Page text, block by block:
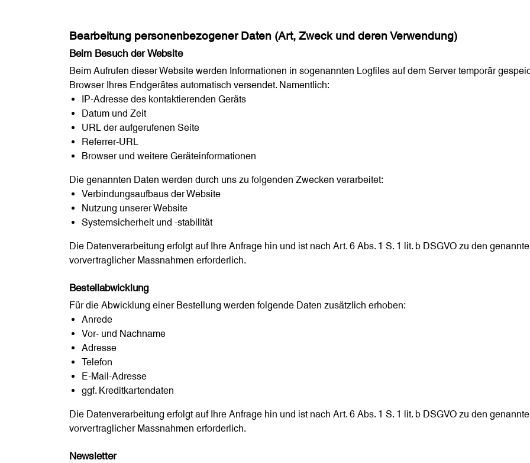
Bearbeitung personenbezogener Daten (Art, Zweck und deren Verwendung)
Beim Besuch der Website
Beim Aufrufen dieser Website werden Informationen in sogenannten Logfiles auf dem Server temporär
Browser Ihres Endgerätes automatisch versendet. Namentlich:
IP-Adresse des kontaktierenden Geräts
Datum und Zeit
URL der aufgerufenen Seite
Referrer-URL
Browser und weitere Geräteinformationen
Die genannten Daten werden durch uns zu folgenden Zwecken verarbeitet:
Verbindungsaufbaus der Website
Nutzung unserer Website
Systemsicherheit und -stabilität
Die Datenverarbeitung erfolgt auf Ihre Anfrage hin und ist nach Art. 6 Abs. 1 S. 1 lit. b DSGVO zu den
vorvertraglicher Massnahmen erforderlich.
Bestellabwicklung
Für die Abwicklung einer Bestellung werden folgende Daten zusätzlich erhoben:
Anrede
Vor- und Nachname
Adresse
Telefon
E-Mail-Adresse
ggf. Kreditkartendaten
Die Datenverarbeitung erfolgt auf Ihre Anfrage hin und ist nach Art. 6 Abs. 1 S. 1 lit. b DSGVO zu den
vorvertraglicher Massnahmen erforderlich.
Newsletter